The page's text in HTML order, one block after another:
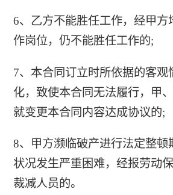
6、乙方不能胜任工作，经甲方
作岗位，仍不能胜任工作的;
7、本合同订立时所依据的客观
化，致使本合同无法履行，甲
就变更本合同内容达成协议的;
8、甲方濒临破产进行法定整顿
状况发生严重困难，经报劳动
裁减人员的。